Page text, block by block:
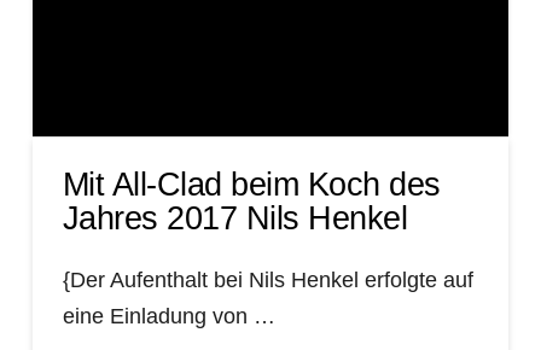
Mit All-Clad beim Koch des
Jahres 2017 Nils Henkel
{Der Aufenthalt bei Nils Henkel erfolgte auf
eine Einladung von …